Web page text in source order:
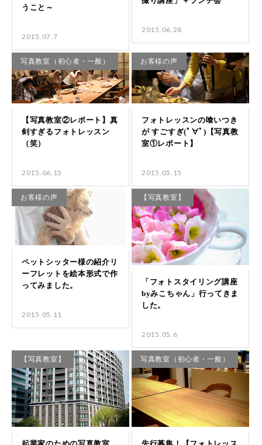
2015.07.7
2015.06.28
写真教室（初心者・一般）
2015.06.15
お客様の声
2015.05.15
お客様の声
2015.05.11
【写真教室】
2015.05.6
【写真教室】 写真教室（初心者・一般）